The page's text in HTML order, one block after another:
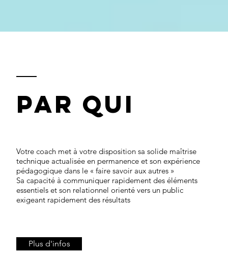
PAr qui
Votre coach met à votre disposition sa solide maîtrise
technique actualisée en permanence et son expérience
pédagogique dans le « faire savoir aux autres »
Sa capacité à communiquer rapidement des éléments
essentiels et son relationnel orienté vers un public
exigeant rapidement des résultats
Plus d'infos